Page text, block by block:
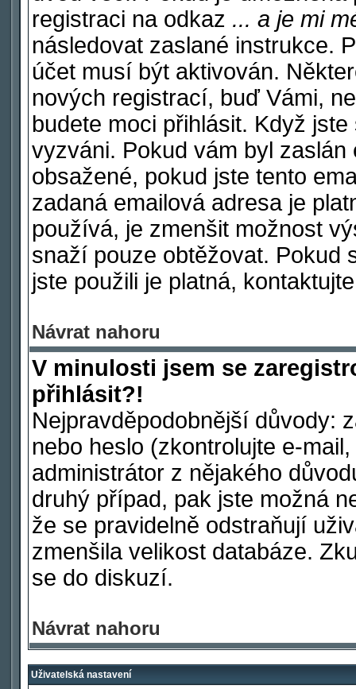
registraci na odkaz ... a je mi
následovat zaslané instrukce.
účet musí být aktivován.
nových registrací, buď Vámi,
budete moci přihlásit. Když
vyzváni. Pokud vám byl
obsažené, pokud jste tento
zadaná emailová adresa je
používá, je zmenšit možnost
snaží pouze obtěžovat. Pokud
jste použili je platná,
Návrat nahoru
V minulosti jsem se
přihlásit?!
Nejpravděpodobnější důvody:
nebo heslo (zkontrolujte e-
administrátor z nějakého
druhý případ, pak jste možná
že se pravidelně odstraňují
zmenšila velikost databáze.
se do diskuzí.
Návrat nahoru
Uživatelská nastavení